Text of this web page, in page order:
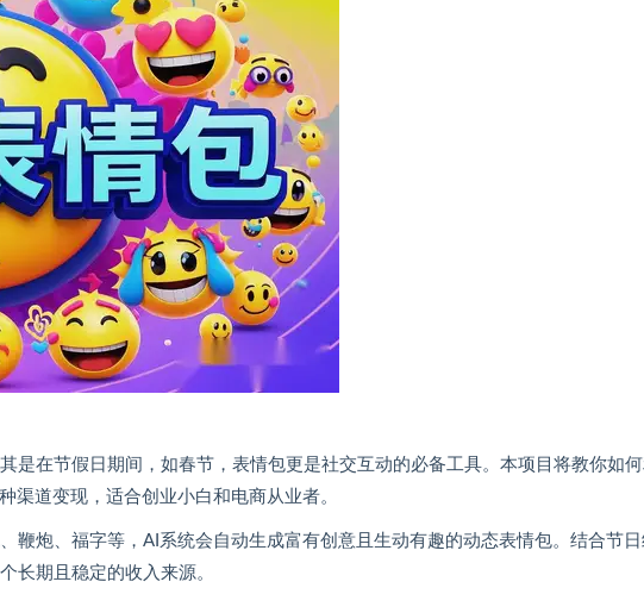
是在节假日期间，如春节，表情包更是社交互动的必备工具。本项目将教你如
渠道变现，适合创业小白和电商从业者。
鞭炮、福字等，AI系统会自动生成富有创意且生动有趣的动态表情包。结合节
长期且稳定的收入来源。